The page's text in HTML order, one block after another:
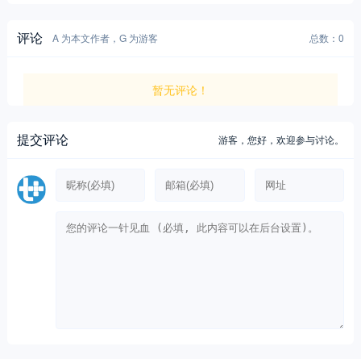
评论 A 为本文作者，G 为游客 总数：0
暂无评论！
提交评论 游客，您好，欢迎参与讨论。